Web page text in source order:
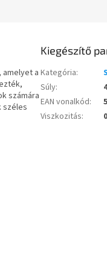
amelyet a
számára
széles
Kiegészítő
Kategória:
Súly:
EAN vonalkód:
Viszkozitás: